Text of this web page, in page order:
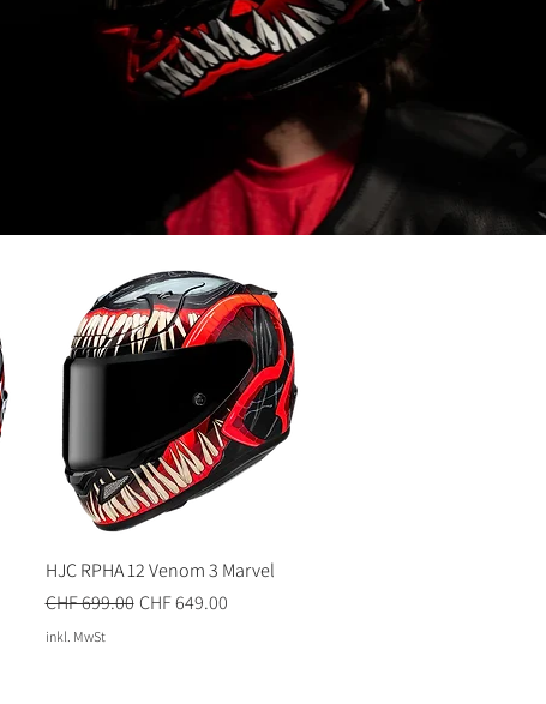
HJC RPHA 12 Venom 3 Marvel
Standardpreis
CHF 699.00 Sale-Preis
CHF 649.00
inkl. MwSt